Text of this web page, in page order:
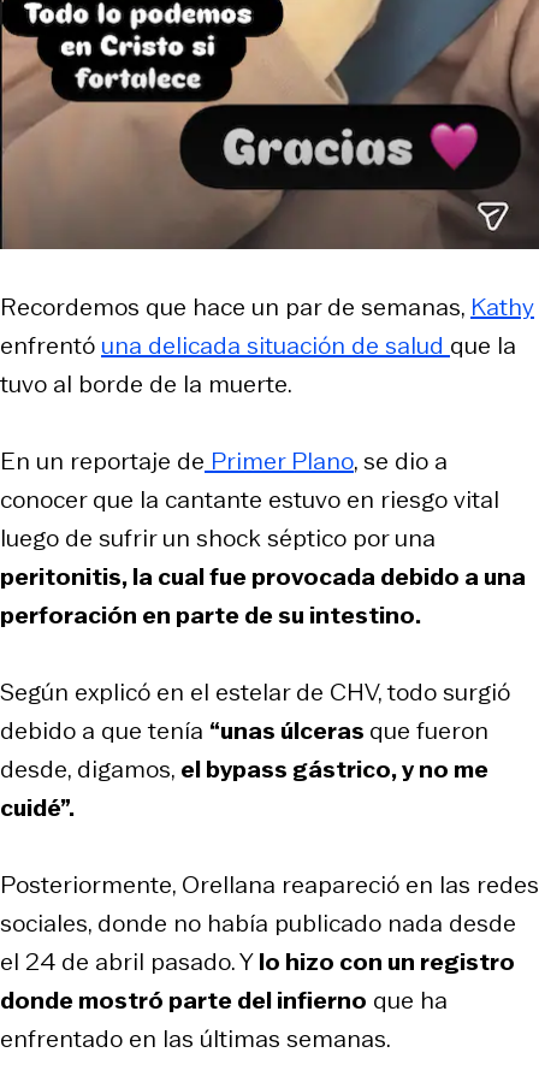
Recordemos que hace un par de semanas, Kathy
enfrentó una delicada situación de salud que la
tuvo al borde de la muerte.
En un reportaje de Primer Plano, se dio a
conocer que la cantante estuvo en riesgo vital
luego de sufrir un shock séptico por una
peritonitis, la cual fue provocada debido a una
perforación en parte de su intestino.
Según explicó en el estelar de CHV, todo surgió
debido a que tenía “unas úlceras que fueron
desde, digamos, el bypass gástrico, y no me
cuidé”.
Posteriormente, Orellana reapareció en las redes
sociales, donde no había publicado nada desde
el 24 de abril pasado. Ylo hizo con un registro
donde mostró parte del infierno que ha
enfrentado en las últimas semanas.